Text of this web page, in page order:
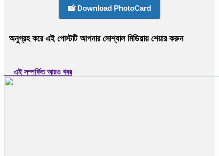
📸 Download PhotoCard
অনুগ্রহ করে এই পোস্টটি আপনার সোশ্যাল মিডিয়ায় শেয়ার করুন
এই সম্পর্কিত আরও খবর